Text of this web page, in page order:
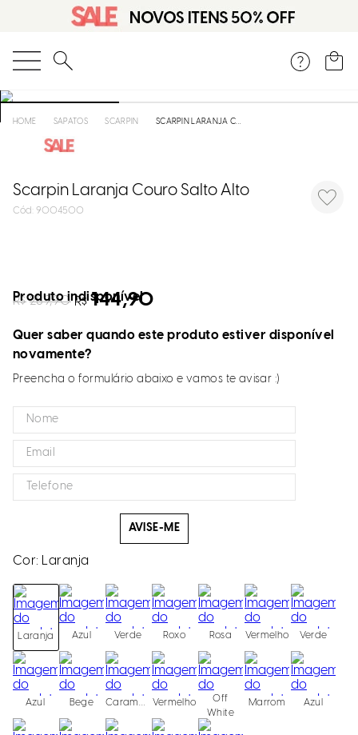
O que você está procurando?
SAPATOS SCARPIN SCARPIN LARANJA COURO SALTO ALTO
Scarpin Laranja Couro Salto Alto
: 9004500
R$ 289,90 R$ 144,90
Produto indisponível
Quer saber quando este produto estiver disponível
novamente?
Preencha o formulário abaixo e vamos te avisar :)
AVISE-ME
Cor: Laranja
Laranja Azul Verde Roxo Rosa Vermelho Verde
Azul Bege Caramelo Vermelho
Off
White
Marrom Azul